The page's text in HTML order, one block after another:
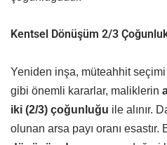
Kentsel Dönüşüm 2/3
Yeniden inşa, müteahhit
gibi önemli kararlar, maliklerin
iki (2/3) çoğunluğu ile alınır.
olunan arsa payı oranı esastır.